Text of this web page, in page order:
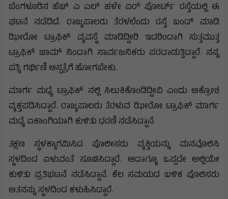
ಬೆಂಗಳೂರಿನ ಹೆಚ್ ಎ ಎಲ್ ಹಳೇ ಏರ್ ಪೋರ್ಟ್ ರಸ್ತೆಯಲ್ಲಿ ಈ
ಘಟನೆ ನಡೆದಿದೆ. ರಾಜ್ಯಪಾಲರು ತೆರಳಲೆಂದು ರಸ್ತೆ ಬಂದ್ ಮಾಡಿ
ಝೀರೋ ಟ್ರಾಫಿಕ್ ವ್ಯವಸ್ಥೆ ಮಾಡಿದ್ದೀರಿ ಇದರಿಂದಾಗಿ ಸುತ್ತಮುತ್ತ
ಟ್ರಾಫಿಕ್ ಜಾಮ್ ನಿಂದಾಗಿ ಸಾರ್ವಜನಿಕರು ಪರದಾಡುತ್ತಿದ್ದಾರೆ. ನನ್ನ
ಪತ್ನಿ ಗರ್ಭಿಣಿ ಆಸ್ಪತ್ರೆಗೆ ಹೋಗಬೇಕು.
ಮಾರ್ಗ ಮಧ್ಯೆ ಟ್ರಾಫಿಕ್ ನಲ್ಲಿ ಸಿಲುಕಿಕೊಂಡಿದ್ದೀವಿ ಎಂದು ಆಕ್ರೋಶ
ವ್ಯಕ್ತಪಡಿಸಿದ್ದಾರೆ. ರಾಜ್ಯಪಾಲರು ತೆರಳುವ ಝೀರೋ ಟ್ರಾಫಿಕ್ ಮಾರ್ಗ
ಮಧ್ಯೆ ಏಕಾಂಗಿಯಾಗಿ ಕುಳಿತು ಧರಣಿ ನಡೆಸಿದ್ದಾನೆ.
ತಕ್ಷಣ ಸ್ಥಳಕ್ಕಾಗಮಿಸಿದ ಪೊಲೀಸರು ವ್ಯಕ್ತಿಯನ್ನು ಮನವೊಲಿಸಿ
ಸ್ಥಳದಿಂದ ಏಳುವಂತೆ ಸೂಚಿಸಿದ್ದಾರೆ. ಆದಾಗ್ಯೂ ಒಪ್ಪದೇ ಅಲ್ಲಿಯೇ
ಕುಳಿತು ಪ್ರತಿಭಟನೆ ನಡೆಸಿದ್ದಾನೆ. ಕೆಲ ಸಮಯದ ಬಳಿಕ ಪೊಲಿಸರು
ಆತನನ್ನು ಸ್ಥಳದಿಂದ ಕಳುಹಿಸಿದ್ದಾರೆ.